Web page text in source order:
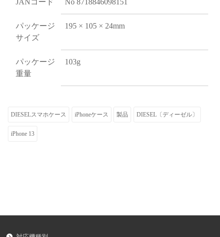
パッケージ
サイズ
195 × 105 × 24mm
パッケージ
重量
103g
DIESELスマホケース iPhoneケース 製品 DIESEL〔ディーゼル〕
iPhone 13